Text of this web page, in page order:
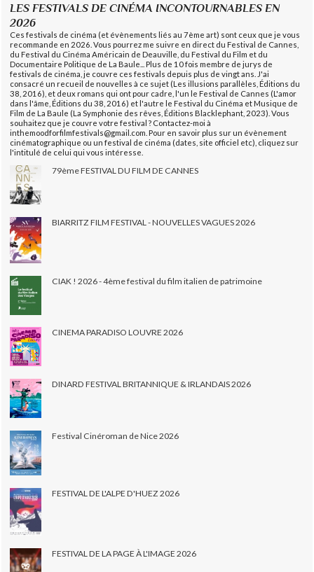
LES FESTIVALS DE CINÉMA INCONTOURNABLES EN
2026
Ces festivals de cinéma (et évènements liés au 7ème art) sont ceux que je vous
recommande en 2026. Vous pourrez me suivre en direct du Festival de Cannes,
du Festival du Cinéma Américain de Deauville, du Festival du Film et du
Documentaire Politique de La Baule... Plus de 10 fois membre de jurys de
festivals de cinéma, je couvre ces festivals depuis plus de vingt ans. J'ai
consacré un recueil de nouvelles à ce sujet (Les illusions parallèles, Éditions du
38, 2016), et deux romans qui ont pour cadre, l'un le Festival de Cannes (L'amor
dans l'âme, Éditions du 38, 2016) et l'autre le Festival du Cinéma et Musique de
Film de La Baule (La Symphonie des rêves, Éditions Blacklephant, 2023). Vous
souhaitez que je couvre votre festival ? Contactez-moi à
inthemoodforfilmfestivals@gmail.com. Pour en savoir plus sur un évènement
cinématographique ou un festival de cinéma (dates, site officiel etc), cliquez sur
l'intitulé de celui qui vous intéresse.
79ème FESTIVAL DU FILM DE CANNES
BIARRITZ FILM FESTIVAL - NOUVELLES VAGUES 2026
CIAK ! 2026 - 4ème festival du film italien de patrimoine
CINEMA PARADISO LOUVRE 2026
DINARD FESTIVAL BRITANNIQUE & IRLANDAIS 2026
Festival Cinéroman de Nice 2026
FESTIVAL DE L'ALPE D'HUEZ 2026
FESTIVAL DE LA PAGE À L'IMAGE 2026